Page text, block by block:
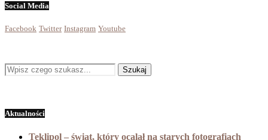
Social Media
Facebook Twitter Instagram Youtube
Aktualności
Teklipol – świat, który ocalał na starych fotografiach